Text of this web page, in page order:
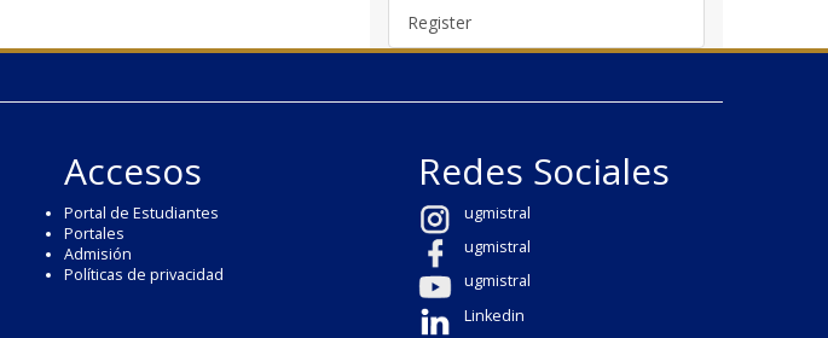
Register
Accesos
Portal de Estudiantes
Portales
Admisión
Políticas de privacidad
Redes Sociales
ugmistral
ugmistral
ugmistral
Linkedin